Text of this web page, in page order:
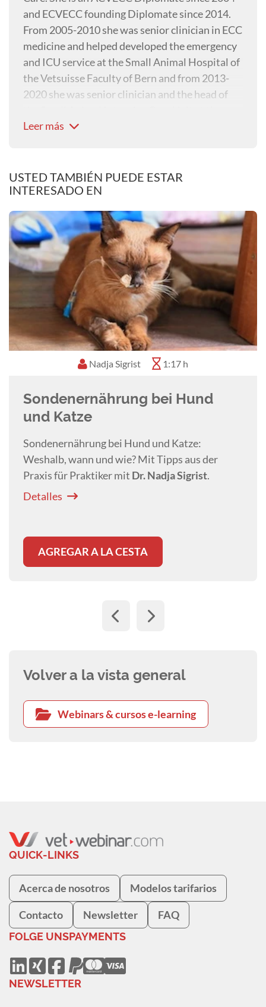
and ECVECC founding Diplomate since 2014.
From 2005-2010 she was senior clinician in ECC
medicine and helped developed the emergency
and ICU service at the Small Animal Hospital of
the Vetsuisse Faculty of Bern and from 2013-
2020 she was senior clinician and the head of
Small Animal Hospital of the Vetsuisse Faculty
concentrate on her own company VET ECC CE
(Veterinary Emergency and Critical Care
Leer más
USTED TAMBIÉN PUEDE ESTAR
INTERESADO EN
Nadja Sigrist 1:17 h
Sondenernährung bei Hund
und Katze
Sondenernährung bei Hund und Katze:
Weshalb, wann und wie? Mit Tipps aus der
Praxis für Praktiker mit Dr. Nadja Sigrist.
Detalles
AGREGAR A LA CESTA
Volver a la vista general
Webinars & cursos e-learning
QUICK-LINKS
Acerca de nosotros Modelos tarifarios
Contacto Newsletter FAQ
FOLGE UNSPAYMENTS
NEWSLETTER